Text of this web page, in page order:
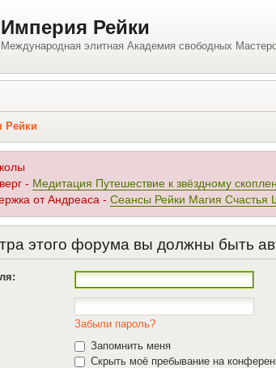
Империя Рейки
Международная элитная Академия свободных
Рейки
- Медитация Путешествие к звёздному
от Андреаса - Сеансы Рейки Магия Счастья
этого форума вы должны быть
Забыли пароль?
Запомнить меня
Скрыть моё пребывание на